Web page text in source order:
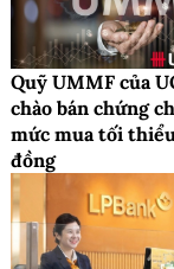
Quỹ UMMF của
chào bán chứng
mức mua tối
đồng